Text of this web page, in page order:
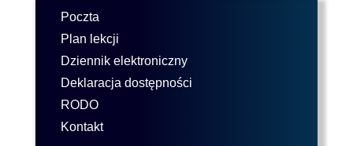
Poczta
Plan lekcji
Dziennik elektroniczny
Deklaracja dostępności
RODO
Kontakt